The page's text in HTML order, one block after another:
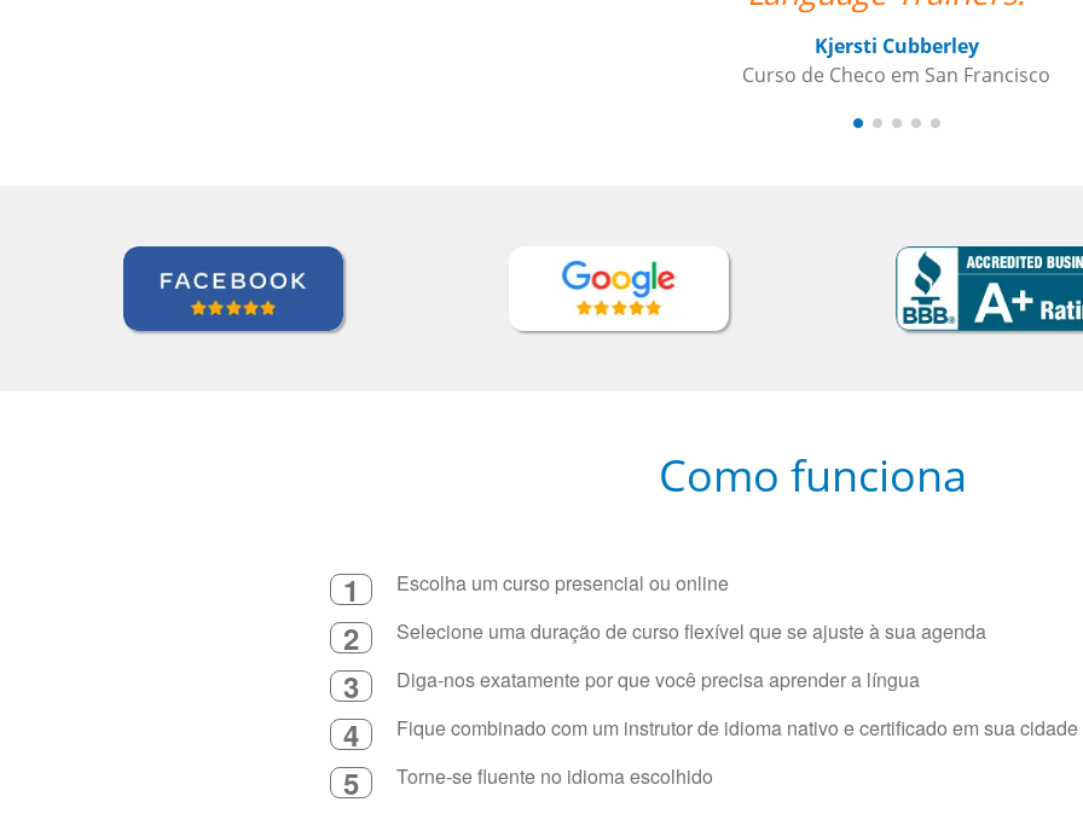
Como funciona
1 Escolha um curso presencial ou online
2 Selecione uma duração de curso flexível que se ajuste à sua agenda
3 Diga-nos exatamente por que você precisa aprender a língua
4 Fique combinado com um instrutor de idioma nativo e certificado em sua
5 Torne-se fluente no idioma escolhido